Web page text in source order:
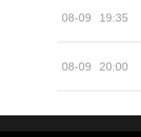
08-09 19:35
08-09 20:00